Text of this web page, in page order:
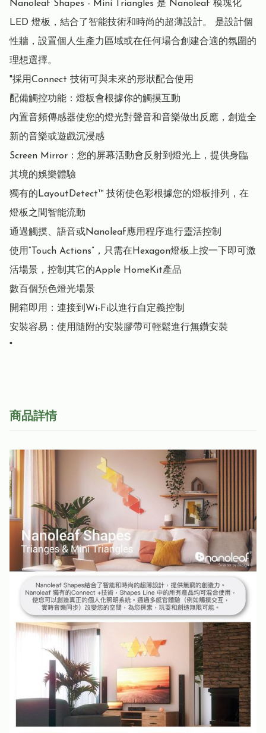
Nanoleaf Shapes - Mini Triangles 是 Nanoleaf 模塊化
LED 燈板，結合了智能技術和時尚的超薄設計。 是設計個
性牆，設置個人生產力區域或在任何場合創建合適的氛圍的
理想選擇。
"採用Connect 技術可與未來的形狀配合使用
配備觸控功能：燈板會根據你的觸摸互動
內置音頻傳感器使您的燈光對聲音和音樂做出反應，創造全
新的音樂或遊戲沉浸感
Screen Mirror：您的屏幕活動會反射到燈光上，提供身臨
其境的娛樂體驗
獨有的LayoutDetect™ 技術使色彩根據您的燈板排列，在
燈板之間智能流動
通過觸摸、語音或Nanoleaf應用程序進行靈活控制
使用“Touch Actions”，只需在Hexagon燈板上按一下即可激
活場景，控制其它的Apple HomeKit產品
數百個預色燈光場景
開箱即用：連接到Wi-Fi以進行自定義控制
安裝容易：使用隨附的安裝膠帶可輕鬆進行無鑽安裝
"
商品詳情